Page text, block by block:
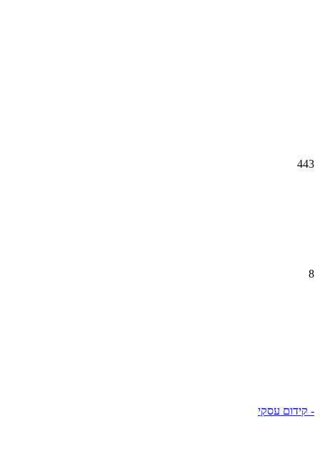
443
8
- קידום עסקי